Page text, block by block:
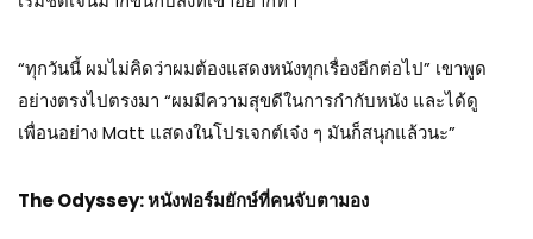
“ทุกวันนี้ ผมไม่คิดว่าผมต้องแสดงหนังทุกเรื่องอีกต่อไป” เขาพูด
อย่างตรงไปตรงมา “ผมมีความสุขดีในการกำกับหนัง และได้ดู
เพื่อนอย่าง Matt แสดงในโปรเจกต์เจ๋ง ๆ มันก็สนุกแล้วนะ”
The Odyssey:หนังฟอร์มยักษ์ที่คนจับตามอง